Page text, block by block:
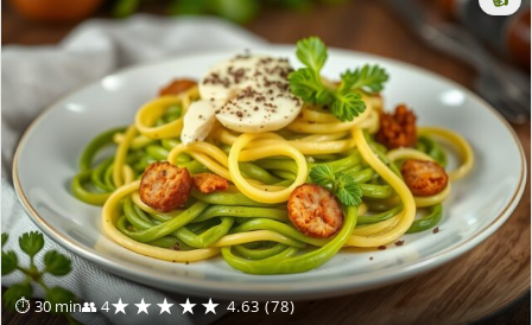
⏱ 30 min👥 4★★★★★ 4.63 (78)